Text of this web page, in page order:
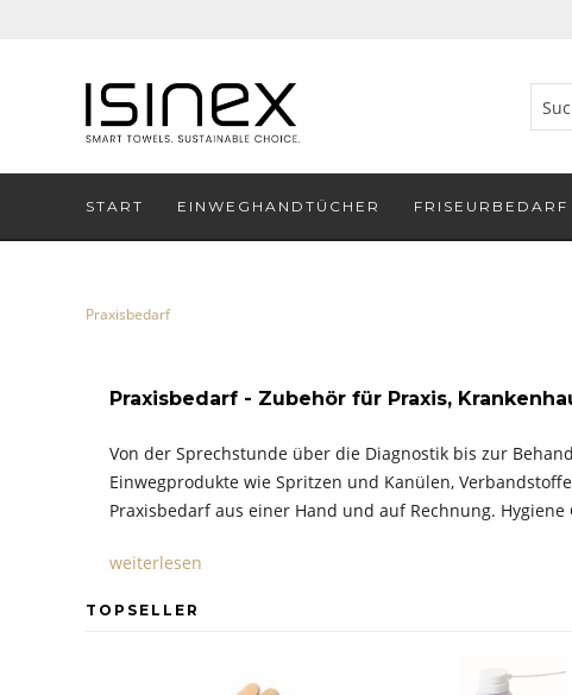
START EINWEGHANDTÜCHER FRISEURBEDARF
Praxisbedarf
Praxisbedarf - Zubehör für Praxis,
Von der Sprechstunde über die Diagnostik bis zur
Einwegprodukte wie Spritzen und Kanülen,
Praxisbedarf aus einer Hand und auf Rechnung.
weiterlesen
TOPSELLER